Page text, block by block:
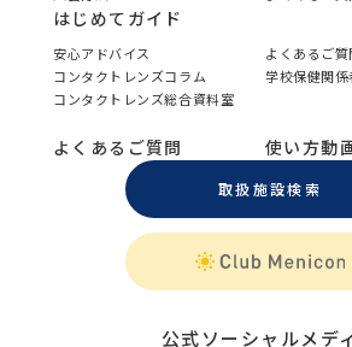
はじめてガイド
安心アドバイス
よくあるご質
コンタクトレンズコラム
学校保健関
コンタクトレンズ総合資料室
よくあるご質問 使い方動
取扱施設検索
公式ソーシャルメデ